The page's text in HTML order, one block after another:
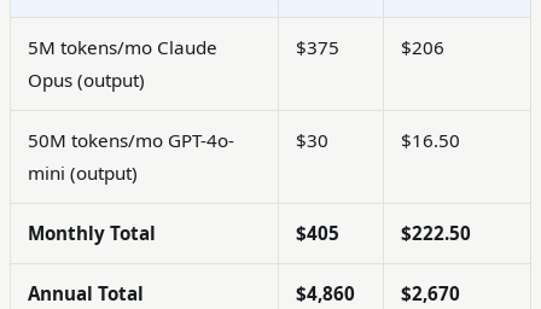
5M tokens/mo Claude
Opus (output)
$375 $206
50M tokens/mo GPT-4o-
mini (output)
$30 $16.50
Monthly Total $405 $222.50
Annual Total $4,860 $2,670